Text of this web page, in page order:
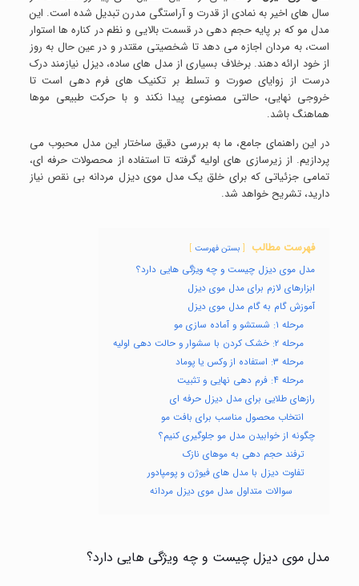
سال های اخیر به نمادی از قدرت و آراستگی مدرن تبدیل شده است. این
مدل مو که بر پایه حجم دهی در قسمت بالایی و نظم در کناره ها استوار
است، به مردان اجازه می دهد تا شخصیتی مقتدر و در عین حال به روز
از خود ارائه دهند. برخلاف بسیاری از مدل های ساده، دیزل نیازمند درک
درست از زوایای صورت و تسلط بر تکنیک های فرم دهی است تا
خروجی نهایی، حالتی مصنوعی پیدا نکند و با حرکت طبیعی موها
هماهنگ باشد.
در این راهنمای جامع، ما به بررسی دقیق ساختار این مدل محبوب می
پردازیم. از زیرسازی های اولیه گرفته تا استفاده از محصولات حرفه ای،
تمامی جزئیاتی که برای خلق یک مدل موی دیزل مردانه بی نقص نیاز
دارید، تشریح خواهد شد.
فهرست مطالب بستن فهرست
مدل موی دیزل چیست و چه ویژگی هایی دارد؟
ابزارهای لازم برای مدل موی دیزل
آموزش گام به گام مدل موی دیزل
مرحله ۱: شستشو و آماده سازی مو
مرحله ۲: خشک کردن با سشوار و حالت دهی اولیه
مرحله ۳: استفاده از وکس یا پوماد
مرحله ۴: فرم دهی نهایی و تثبیت
رازهای طلایی برای مدل دیزل حرفه ای
انتخاب محصول مناسب برای بافت مو
چگونه از خوابیدن مدل مو جلوگیری کنیم؟
ترفند حجم دهی به موهای نازک
تفاوت دیزل با مدل های فیوژن و پومپادور
سوالات متداول مدل موی دیزل مردانه
مدل موی دیزل چیست و چه ویژگی هایی دارد؟